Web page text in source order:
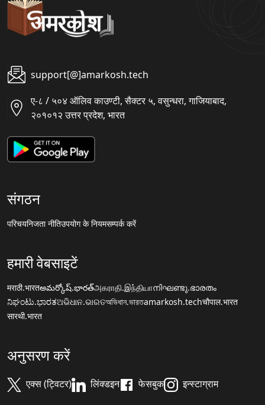
support[@]amarkosh.tech
ए-८ / ५०४ ऑलिव काउण्टी, सैक्टर ५, वसुन्धरा, गाजियाबाद,
२०१०१२ उत्तर प्रदेश, भारत
संगठन
परिचयनिजता नीतिउपयोग के नियमसम्पर्क करें
हमारी वेबसाइटें
मराठी.भारतఅమర్కోష్.భారత్அகராதி.இந்தியாനിഘണ്ടു.ഭാരതം
ನಿಘಂಟು.ಭಾರತଅଭିଧାନ.ଭାରତঅভিধান.ভারতamarkosh.techचौपाल.भारत
सारथी.भारत
अनुसरण करें
एक्स (ट्विटर) लिंक्डइन फेसबुक इन्स्टाग्राम